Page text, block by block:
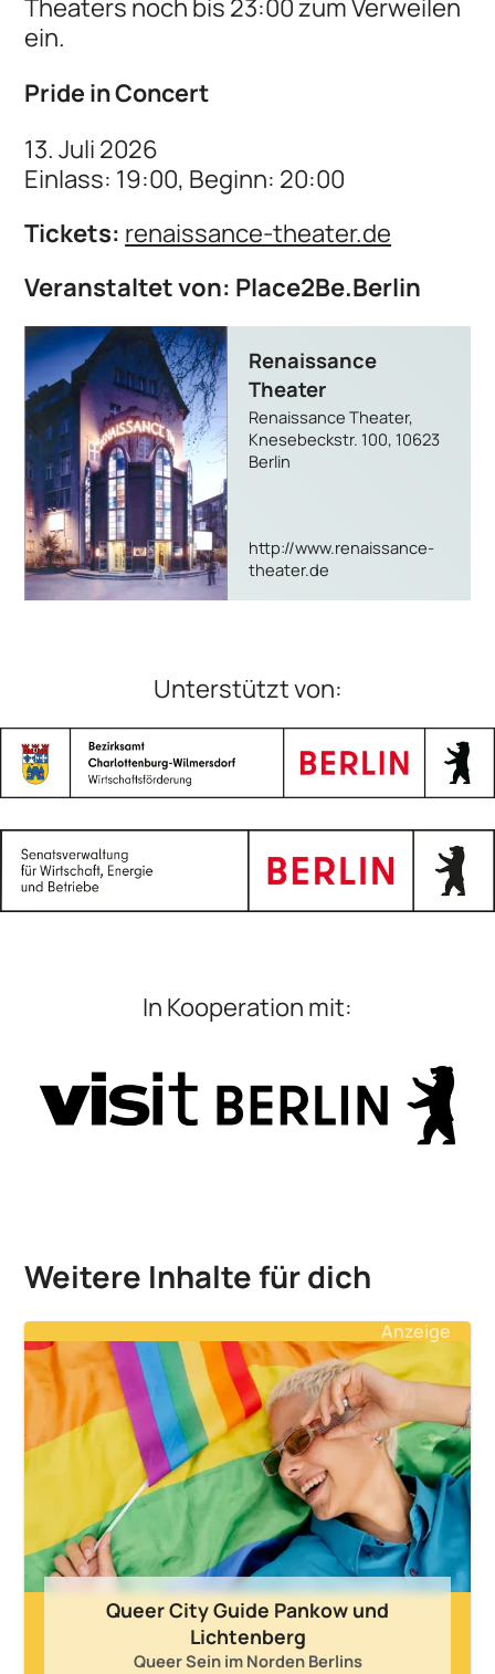
Theaters noch bis 23:00 zum Verweilen
ein.
Pride in Concert
13. Juli 2026
Einlass: 19:00, Beginn: 20:00
Tickets: renaissance-theater.de
Veranstaltet von: Place2Be.Berlin
Renaissance
Theater
Renaissance Theater,
Knesebeckstr. 100, 10623
Berlin
http://www.renaissance-
theater.de
Unterstützt von:
In Kooperation mit:
Weitere Inhalte für dich
Anzeige
Queer City Guide Pankow und
Lichtenberg
Queer Sein im Norden Berlins